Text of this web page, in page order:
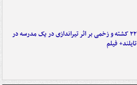
۲۲ کشته و زخمی بر اثر تیراندازی در یک مدرسه در
تایلند+ فیلم